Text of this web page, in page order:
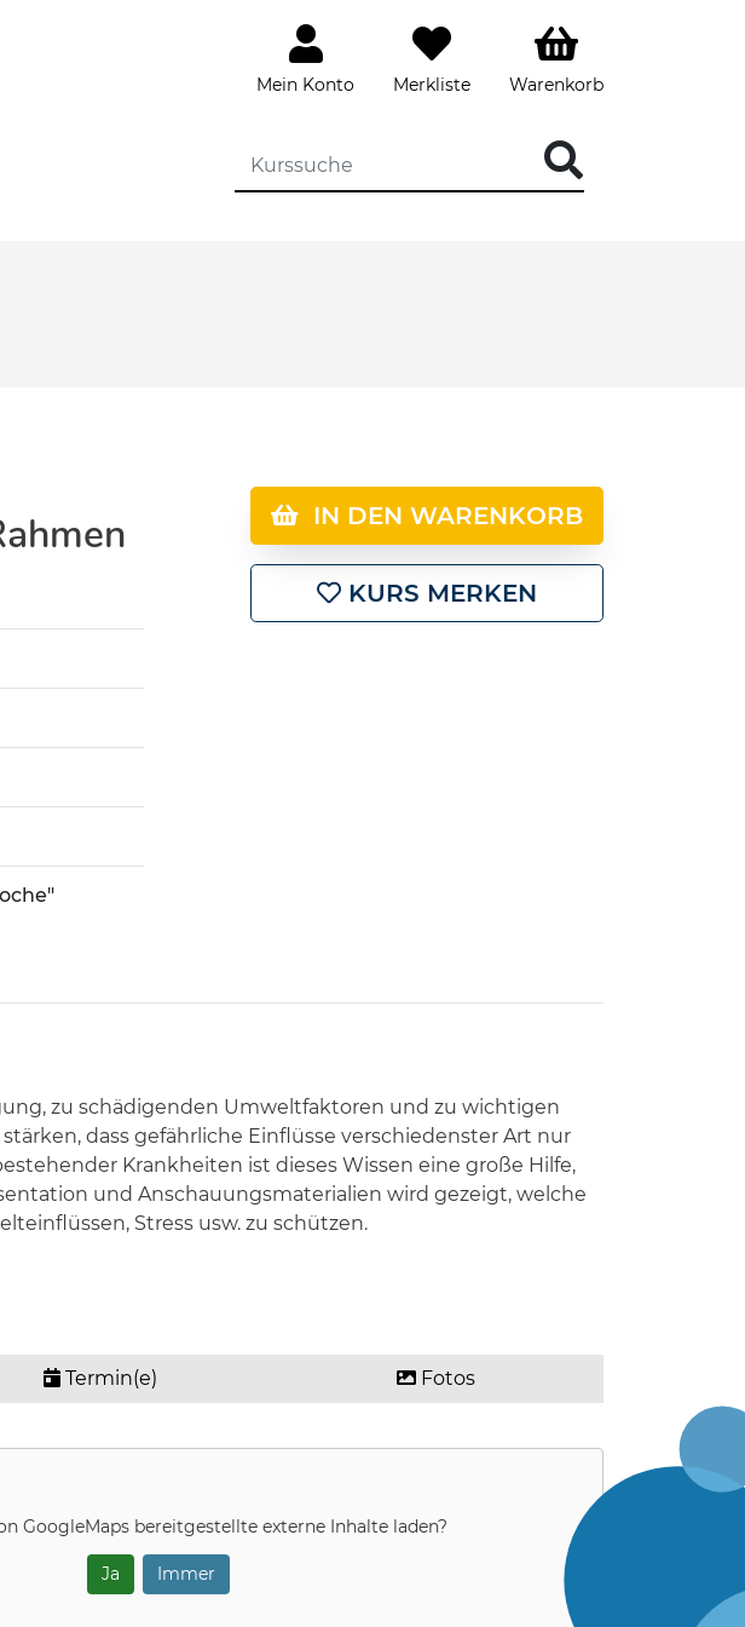
Mein Konto Merkliste Warenkorb
IN DEN WARENKORB
KURS MERKEN
zu schädigenden Umweltfaktoren und zu wichtigen
dass gefährliche Einflüsse verschiedenster Art nur
Krankheiten ist dieses Wissen eine große Hilfe,
und Anschauungsmaterialien wird gezeigt, welche
Stress usw. zu schützen.
Termin(e) Fotos
GoogleMaps bereitgestellte externe Inhalte laden?
Ja Immer